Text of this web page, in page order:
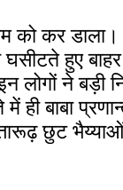
को कर
घसीटते हुए
लोगों ने बड़ी
प्रणान्त
छुट